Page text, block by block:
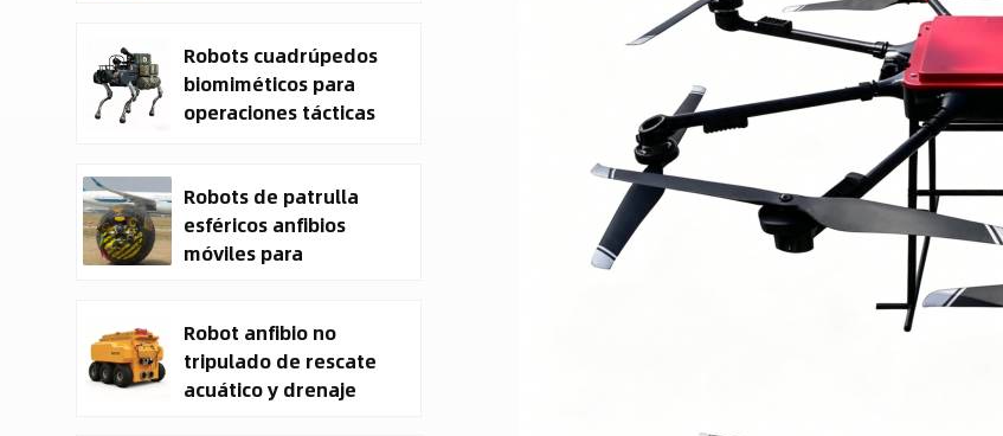
Drone Manufacturer
Robots cuadrúpedos
biomiméticos para
operaciones tácticas
Robots de patrulla
esféricos anfibios
móviles para
Robot anfibio no
tripulado de rescate
acuático y drenaje